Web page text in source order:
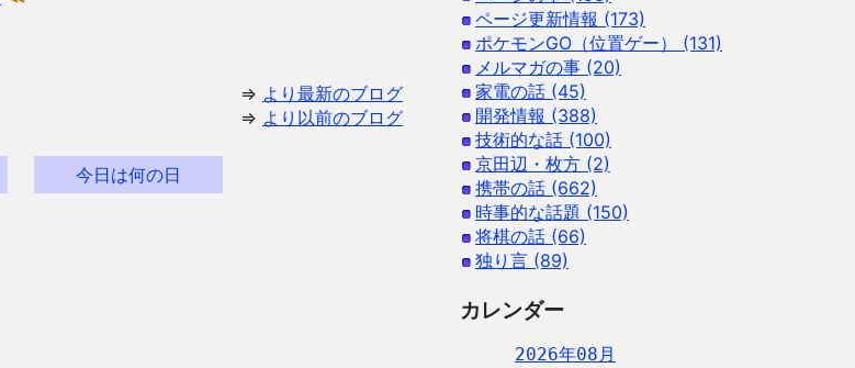
⇒ より最新のブログ
⇒ より以前のブログ
今日は何の日
ページ更新情報 (173)
ポケモンGO（位置ゲー） (131)
メルマガの事 (20)
家電の話 (45)
開発情報 (388)
技術的な話 (100)
京田辺・枚方 (2)
携帯の話 (662)
時事的な話題 (150)
将棋の話 (66)
独り言 (89)
カレンダー
2026年08月